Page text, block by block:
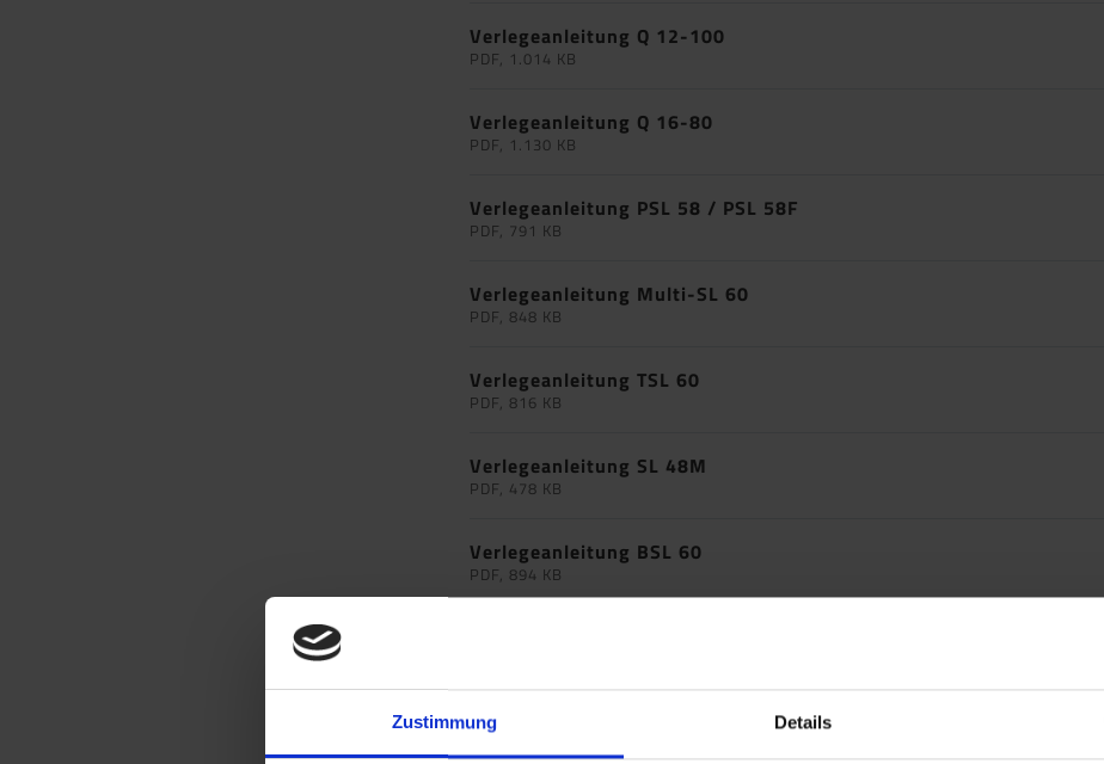
Zustimmung Details
Verlegeanleitung Q 12-100
PDF, 1.014 KB
Verlegeanleitung Q 16-80
PDF, 1.130 KB
Verlegeanleitung PSL 58 / PSL 58F
PDF, 791 KB
Verlegeanleitung Multi-SL 60
PDF, 848 KB
Verlegeanleitung TSL 60
PDF, 816 KB
Verlegeanleitung SL 48M
PDF, 478 KB
Verlegeanleitung BSL 60
PDF, 894 KB
Verlegeanleitung TSL 55/6 SK